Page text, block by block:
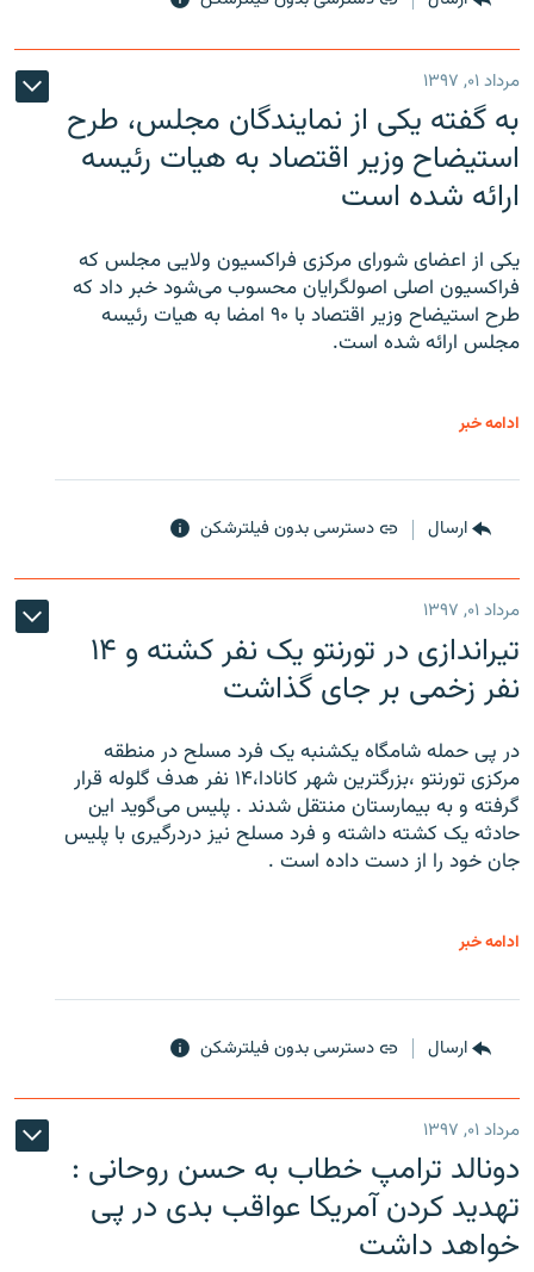
مرداد ۰۱, ۱۳۹۷
به گفته یکی از نمایندگان مجلس، طرح
استیضاح وزیر اقتصاد به هیات رئیسه
ارائه شده است
یکی از اعضای شورای مرکزی فراکسیون ولایی مجلس که
فراکسیون اصلی اصولگرایان محسوب می‌شود خبر داد که
طرح استیضاح وزیر اقتصاد با ۹۰ امضا به هیات رئیسه
مجلس ارائه شده است.
ادامه خبر
ارسال دسترسی بدون فیلترشکن
مرداد ۰۱, ۱۳۹۷
تیراندازی در تورنتو یک نفر کشته و ۱۴
نفر زخمی بر جای گذاشت
در پی حمله شامگاه یکشنبه یک فرد مسلح در منطقه
مرکزی تورنتو ،‌بزرگترین شهر کانادا،۱۴ نفر هدف گلوله قرار
گرفته و به بیمارستان منتقل شدند . پلیس می‌گوید این
حادثه یک کشته داشته و فرد مسلح نیز دردرگیری با پلیس
جان خود را از دست داده است .
ادامه خبر
ارسال دسترسی بدون فیلترشکن
مرداد ۰۱, ۱۳۹۷
دونالد ترامپ خطاب به حسن روحانی :
تهدید کردن آمریکا عواقب بدی در پی
خواهد داشت